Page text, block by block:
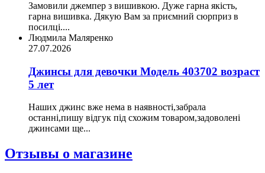
Замовили джемпер з вишивкою. Дуже гарна якість,
гарна вишивка. Дякую Вам за приємний сюрприз в
посилці....
Людмила Маляренко
27.07.2026
Джинсы для девочки Модель 403702 возраст
5 лет
Наших джинс вже нема в наявності,забрала
останні,пишу відгук під схожим товаром,задоволені
джинсами ще...
Отзывы о магазине